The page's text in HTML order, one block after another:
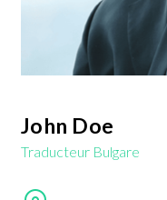
John Doe
Traducteur Bulgare